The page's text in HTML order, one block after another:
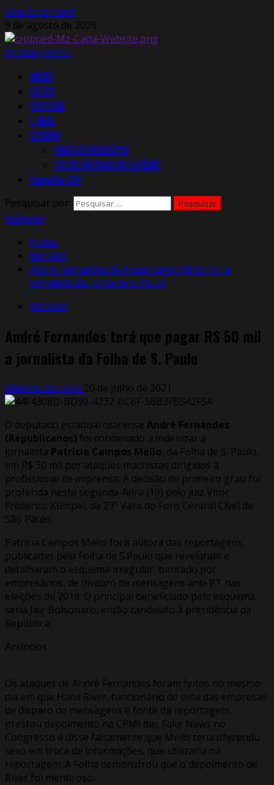
Skip to content
9 de agosto de 2026
Primary Menu
INÍCIO
FOTOS
YOUTUBE
E-MAIL
EUSÉBIO
HINO DO MUNICÍPIO
FOTOS ANTIGAS DO EUSÉBIO
Consultar CEP
Pesquisar por:
Instagram
Home
Notícias
André Fernandes terá que pagar R$ 50 mil a
jornalista da Folha de S. Paulo
Notícias
André Fernandes terá que pagar R$ 50 mil
a jornalista da Folha de S. Paulo
Markos Zaurelio 20 de julho de 2021
O deputado estadual cearense André Fernandes
(Republicanos) foi condenado a indenizar a
jornalista Patrícia Campos Mello , da Folha de S. Paulo,
em R$ 50 mil por ataques machistas dirigidos à
profissional de imprensa. A decisão de primeiro grau foi
proferida nesta segunda-feira (19) pelo juiz Vitor
Frederico Kümpel, da 27ª Vara do Foro Central Cível de
São Paulo.
Patrícia Campos Mello foi a autora das reportagens
publicadas pela Folha de S.Paulo que revelaram e
detalharam o esquema irregular, bancado por
empresários, de disparo de mensagens anti-PT nas
eleições de 2018. O principal beneficiado pelo esquema
seria Jair Bolsonaro, então candidato à presidência da
República.
Anúncios
Os ataques de André Fernandes foram feitos no mesmo
dia em que Hans River, funcionário de uma das empresas
de disparo de mensagens e fonte da reportagem,
prestou depoimento na CPMI das Fake News no
Congresso e disse falsamente que Mello teria oferecido
sexo em troca de informações, que utilizaria na
reportagem. A Folha demonstrou que o depoimento de
River foi mentiroso.